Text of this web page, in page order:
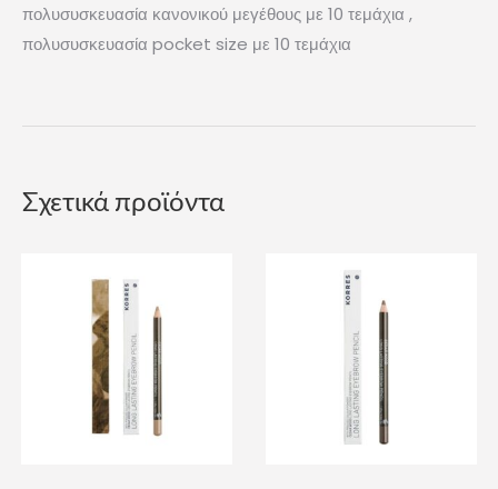
πολυσυσκευασία κανονικού μεγέθους με 10 τεμάχια ,
πολυσυσκευασία pocket size με 10 τεμάχια
Σχετικά προϊόντα